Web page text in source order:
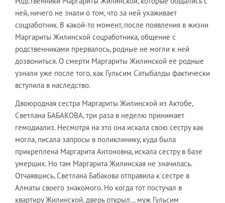
ней, ничего не знали о том, что за ней ухаживает
соцработник. В какой-то момент, после появления в жизни
Маргариты Жилинской соцработника, общение с
родственниками прервалось, родные не могли к ней
дозвониться. О смерти Маргариты Жилинской её родные
узнали уже после того, как Гульсим Сатыбалды фактически
вступила в наследство.
Двоюродная сестра Маргариты Жилинской из Актобе,
Светлана БАБАКОВА, три раза в неделю принимает
гемодиализ. Несмотря на это она искала свою сестру как
могла, писала запросы в поликлинику, куда была
прикреплена Маргарита Антоновна, искала сестру в базе
умерших. Но там Маргарита Жилинская не значилась.
Отчаявшись, Светлана Бабакова отправила к сестре в
Алматы своего знакомого. Но когда тот постучал в
квартиру Жилинской, дверь открыл… муж Гульсим